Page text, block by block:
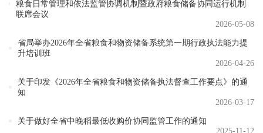
粮食日常管理和依法监管协调机制暨政府粮食储备协同运行机制
联席会议
2026-05-08
省局举办2026年全省粮食和物资储备系统第一期行政执法能力提
升培训班
2026-04-26
关于印发《2026年全省粮食和物资储备执法督查工作要点》的通
知
2026-03-17
关于做好全省中晚稻最低收购价协同监管工作的通知
2025-11-12